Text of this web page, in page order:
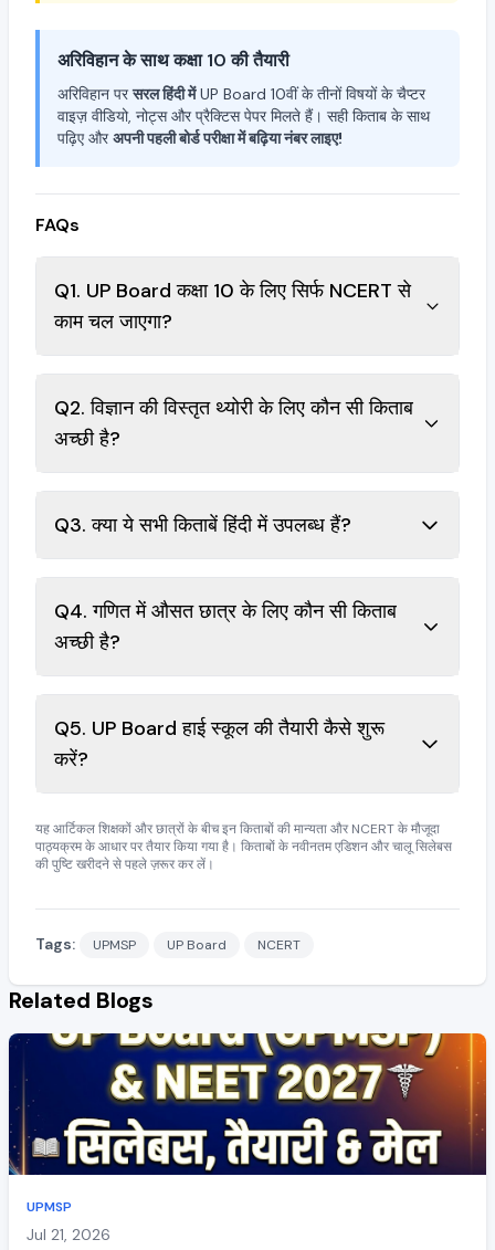
अरिविहान के साथ कक्षा 10 की तैयारी
अरिविहान परसरल हिंदी मेंUP Board 10वीं के तीनों विषयों के चैप्टर
वाइज़ वीडियो, नोट्स और प्रैक्टिस पेपर मिलते हैं। सही किताब के साथ
पढ़िए औरअपनी पहली बोर्ड परीक्षा में बढ़िया नंबर लाइए!
FAQs
Q1. UP Board कक्षा 10 के लिए सिर्फ NCERT से
काम चल जाएगा?
Q2. विज्ञान की विस्तृत थ्योरी के लिए कौन सी किताब
अच्छी है?
Q3. क्या ये सभी किताबें हिंदी में उपलब्ध हैं?
Q4. गणित में औसत छात्र के लिए कौन सी किताब
अच्छी है?
Q5. UP Board हाई स्कूल की तैयारी कैसे शुरू
करें?
यह आर्टिकल शिक्षकों और छात्रों के बीच इन किताबों की मान्यता और NCERT के मौजूदा
पाठ्यक्रम के आधार पर तैयार किया गया है। किताबों के नवीनतम एडिशन और चालू सिलेबस
की पुष्टि खरीदने से पहले ज़रूर कर लें।
Tags: UPMSP UP Board NCERT
Related Blogs
UPMSP
Jul 21, 2026